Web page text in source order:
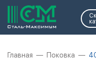
Главная Поковка